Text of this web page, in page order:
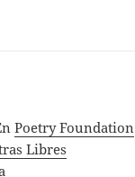
Poetry Foundation
Libres